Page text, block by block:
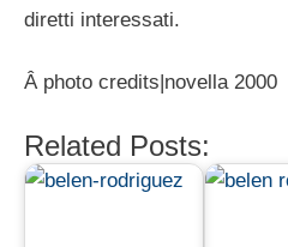
diretti interessati.
Â photo credits|novella 2000
Related Posts: